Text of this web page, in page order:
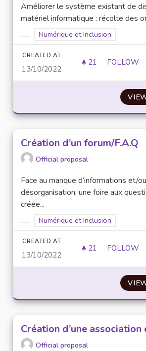
Améliorer le système existant de
matériel informatique : récolte des
Filter results for category:
Filter results for scope:
Numérique et Inclusion
CREATED AT
13/10/2022
21 21
FOLLOW
Création d’un forum/F.A.Q
Official proposal
Face au manque d’informations et/
désorganisation, une foire aux
créée...
Filter results for category:
Filter results for scope:
Numérique et Inclusion
CREATED AT
13/10/2022
21 21
FOLLOW
Création d’une
Official proposal